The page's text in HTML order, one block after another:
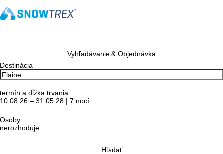
Vyhľadávanie & Objednávka
Destinácia
termín a dĺžka trvania
10.08.26 – 31.05.28 | 7 nocí
Osoby
nerozhoduje
Hľadať